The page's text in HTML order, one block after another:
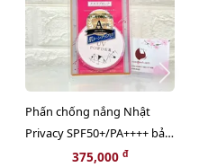
Phấn chống nắng Nhật
Privacy SPF50+/PA++++ bảo
vệ và thoáng mịn đẹp da
375,000 đ